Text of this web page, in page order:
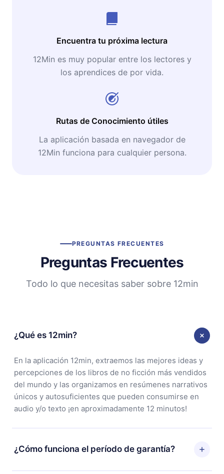
Encuentra tu próxima lectura
12Min es muy popular entre los lectores y
los aprendices de por vida.
Rutas de Conocimiento útiles
La aplicación basada en navegador de
12Min funciona para cualquier persona.
PREGUNTAS FRECUENTES
Preguntas Frecuentes
Todo lo que necesitas saber sobre 12min
¿Qué es 12min?
En la aplicación 12min, extraemos las mejores ideas y
percepciones de los libros de no ficción más vendidos
del mundo y las organizamos en resúmenes narrativos
únicos y autosuficientes que pueden consumirse en
audio y/o texto ¡en aproximadamente 12 minutos!
¿Cómo funciona el período de garantía?